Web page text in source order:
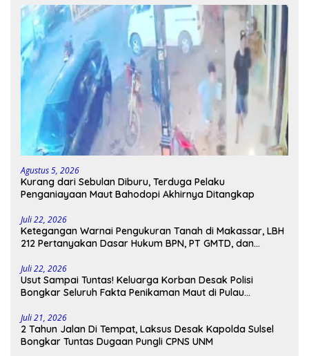
Agustus 5, 2026
Kurang dari Sebulan Diburu, Terduga Pelaku
Penganiayaan Maut Bahodopi Akhirnya Ditangkap
Juli 22, 2026
Ketegangan Warnai Pengukuran Tanah di Makassar, LBH
212 Pertanyakan Dasar Hukum BPN, PT GMTD, dan
Juli 22, 2026
Usut Sampai Tuntas! Keluarga Korban Desak Polisi
Bongkar Seluruh Fakta Penikaman Maut di Pulau
Juli 21, 2026
2 Tahun Jalan Di Tempat, Laksus Desak Kapolda Sulsel
Bongkar Tuntas Dugaan Pungli CPNS UNM